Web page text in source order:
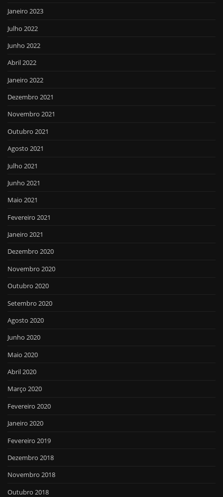
Janeiro 2023
Julho 2022
Junho 2022
Abril 2022
Janeiro 2022
Dezembro 2021
Novembro 2021
Outubro 2021
Agosto 2021
Julho 2021
Junho 2021
Maio 2021
Fevereiro 2021
Janeiro 2021
Dezembro 2020
Novembro 2020
Outubro 2020
Setembro 2020
Agosto 2020
Junho 2020
Maio 2020
Abril 2020
Março 2020
Fevereiro 2020
Janeiro 2020
Fevereiro 2019
Dezembro 2018
Novembro 2018
Outubro 2018